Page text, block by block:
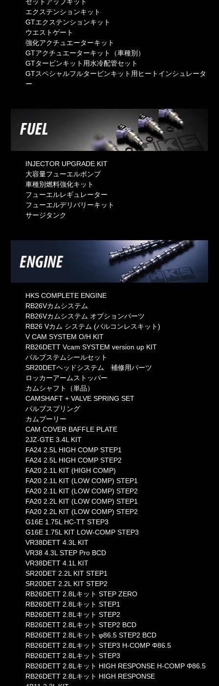
エクステンションキット
GTエクステンションキット
ウエストゲート
強化アクチュエーターキット
GTアクチュエーターキット（車種別）
GTタービンキット用水冷配管セット
GTスペシャルフルタービンキット用ヒートインシュレータ
ー
INJECTOR UPGRADE KIT
大容量フューエルポンプ
車種別燃料強化キット
フューエルレギュレーター
フューエルデリバリーキット
サージタンク
HKS COMPLETE ENGINE
RB26Vカムシステム
RB26Vカムシステム オプションパーツ
RB26 Vカム システム (バルコンレスキット)
V CAM SYSTEM O/H KIT
RB26DETT Vcam SYSTEM version up KIT
バルブステムシールセット
SR20DETヘッドシステム 補修用パーツ
ロッカーアームストッパー
カムシャフト（単品）
CAMSHAFT + VALVE SPRING SET
バルブスプリング
カムプーリー
CAM COVER BAFFLE PLATE
2JZ-GTE 3.4L KIT
FA24 2.5L HIGH COMP STEP1
FA24 2.5L HIGH COMP STEP2
FA20 2.1L KIT (HIGH COMP)
FA20 2.1L KIT (LOW COMP) STEP1
FA20 2.1L KIT (LOW COMP) STEP2
FA20 2.2L KIT (LOW COMP) STEP1
FA20 2.2L KIT (LOW COMP) STEP2
G16E 1.75L HC-TT STEP3
G16E 1.75L KIT LOW-COMP STEP3
VR38DETT 4.3L KIT
VR38 4.3L STEP Pro BCD
VR38DETT 4.1L KIT
SR20DET 2.2L KIT STEP1
SR20DET 2.2L KIT STEP2
RB26DETT 2.8Lキット STEP ZERO
RB26DETT 2.8Lキット STEP1
RB26DETT 2.8Lキット STEP2
RB26DETT 2.8Lキット STEP2 BCD
RB26DETT 2.8Lキット φ86.5 STEP2 BCD
RB26DETT 2.8Lキット STEP3 H-COMP Φ86.5
RB26DETT 2.8Lキット STEP3
RB26DETT 2.8Lキット HIGH RESPONSE H-COMP Φ86.5
RB26DETT 2.8Lキット HIGH RESPONSE